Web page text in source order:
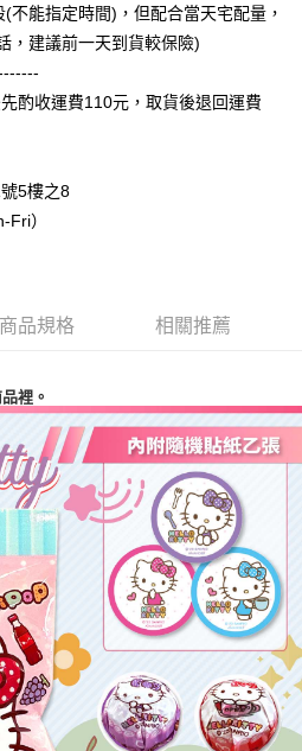
提供之「AFTEE先享後付」服務完成之交
覽以下網址：
定代理人或監護人之同意方可使用
申辦者引起之損失，本公司不負相關責
將依據個別帳號之用戶狀況，依本公司即
不能指定時間)，但配合當天宅配量，
，建議前一天到貨較保險)
酌收運費110元，取貨後退回運費
5樓之8
）
商品規格 相關推薦
裡。